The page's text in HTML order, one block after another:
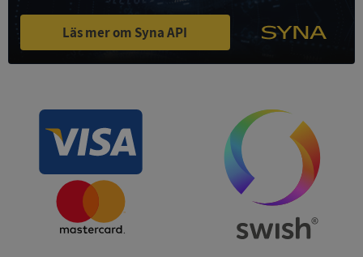
Läs mer om Syna API
VISITOR_PRIVACY_METADATA
YouTube
.youtube.com
ASP.NET_SessionId
Microsoft
Corporation
Privacy Policy